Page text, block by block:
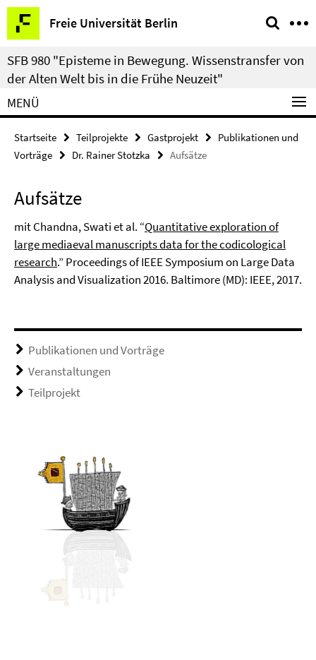
Springe
direkt
zu
Inhalt
Freie Universität Berlin
Service-
Navigation
SFB 980 "Episteme in Bewegung. Wissenstransfer von
der Alten Welt bis in die Frühe Neuzeit"
MENÜ
Startseite Teilprojekte Gastprojekt
Publikationen und
Vorträge
Dr. Rainer Stotzka Aufsätze
Aufsätze
mit Chandna, Swati et al. “Quantitative exploration of
large mediaeval manuscripts data for the codicological
research.” Proceedings of IEEE Symposium on Large Data
Analysis and Visualization 2016. Baltimore (MD): IEEE, 2017.
Publikationen und Vorträge
Veranstaltungen
Teilprojekt